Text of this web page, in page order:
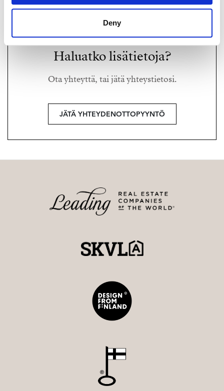
Deny
Strand Properties,
Haluatko lisätietoja?
Ota yhteyttä, tai jätä yhteystietosi.
JÄTÄ YHTEYDENOTTOPYYNTÖ